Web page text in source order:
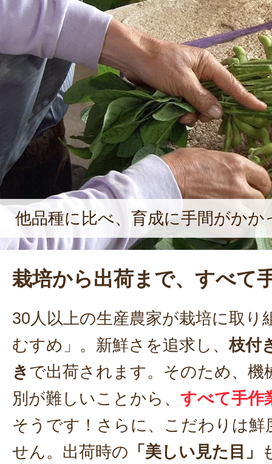
他品種に比べ、育成に手間がかか
栽培から出荷まで、すべて
30人以上の生産農家が栽培に取り
むすめ」。新鮮さを追求し、枝付
き で出荷されます。そのため、機
別が難しいことから、 すべて手作
そうです！さらに、こだわりは
せん。出荷時の 「美しい見た目」